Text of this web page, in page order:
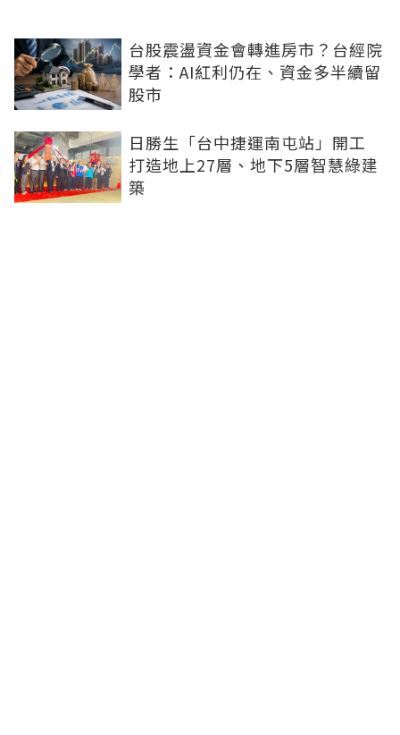
台股震盪資金會轉進房市？台經院
學者：AI紅利仍在、資金多半續留
股市
日勝生「台中捷運南屯站」開工
打造地上27層、地下5層智慧綠建
築